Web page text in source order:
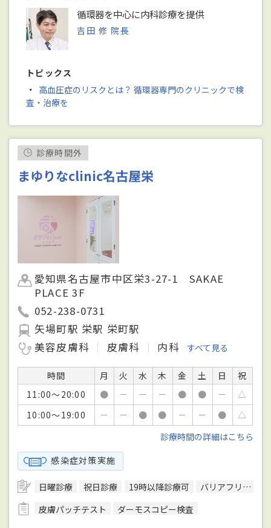
循環器を中心に内科診療を提供
吉田 修 院長
トピックス
・ 高血圧症のリスクとは？ 循環器専門のクリニックで検
査・治療を
診療時間外
まゆりなclinic名古屋栄
愛知県名古屋市中区栄3-27-1 SAKAE
PLACE 3F
052-238-0731
矢場町駅 栄駅 栄町駅
美容皮膚科
皮膚科 内科 すべて見る
時間 月 火 水 木 金 土 日
祝
11:00～20:00
● － － － ● ● －
△
10:00～19:00
－ － ● ● － － ●
△
診療時間の詳細はこちら
感染症対策実施
日曜診療 祝日診療 19時以降診療可
バリアフリー対応
皮膚パッチテスト
ダーモスコピー検査